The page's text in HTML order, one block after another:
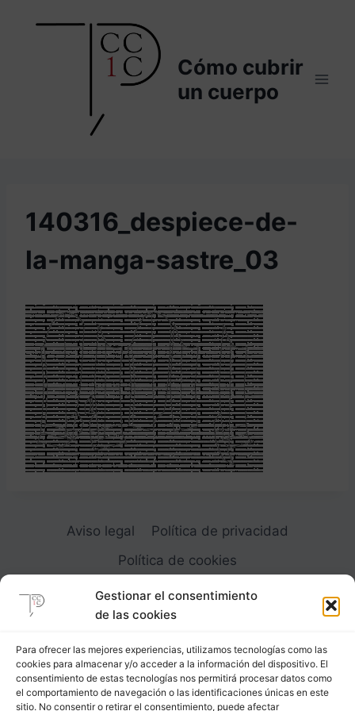
Gestionar el consentimiento
de las cookies
Para ofrecer las mejores experiencias, utilizamos tecnologías como las
cookies para almacenar y/o acceder a la información del dispositivo. El
consentimiento de estas tecnologías nos permitirá procesar datos como
el comportamiento de navegación o las identificaciones únicas en este
sitio. No consentir o retirar el consentimiento, puede afectar
Cómo cubrir
un cuerpo
140316_despiece-de-
la-manga-sastre_03
Aviso legal
Política de privacidad
Política de cookies
Carrer Provença, 183
08036 - Barcelona (Espana)